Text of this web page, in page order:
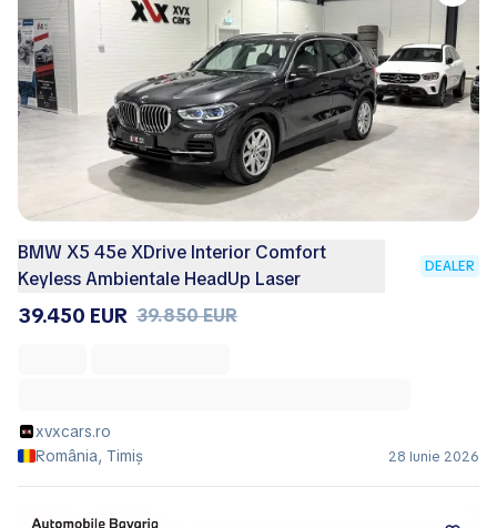
BMW X5 45e XDrive Interior Comfort
Keyless Ambientale HeadUp Laser
DEALER
39.450 EUR 39.850 EUR
xvxcars.ro
România, Timiș
28 Iunie 2026